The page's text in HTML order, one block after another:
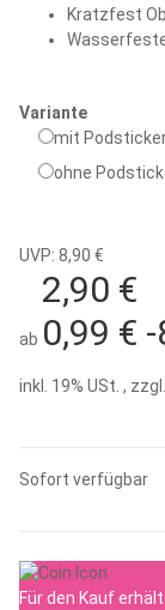
Kratzfest
Variante
mit
ohne
UVP: 8,90 €
ab
2,90 €
0,99 €
inkl. 19% USt. , zzgl.
Sofort verfügbar
Für den Kauf